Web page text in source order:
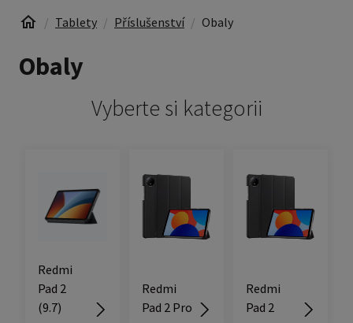
Tablety Příslušenství Obaly
Obaly
Vyberte si kategorii
Redmi
Pad 2
(9.7)
Redmi
Pad 2 Pro
Redmi
Pad 2